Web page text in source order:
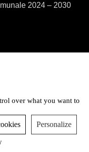
2024 – 2030
over what you want to
Personalize